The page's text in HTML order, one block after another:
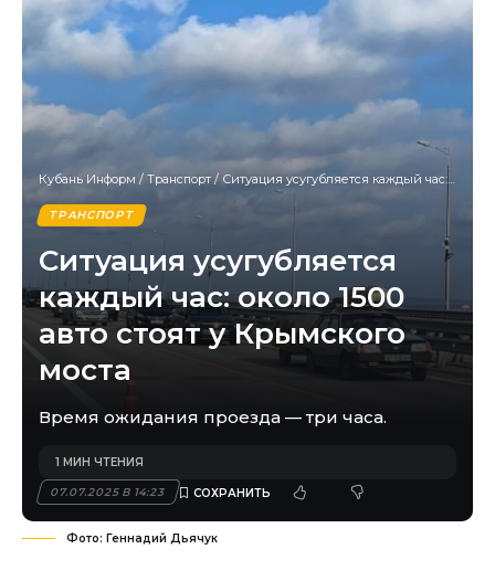
Кубань Информ / Транспорт/ Ситуация усугубляется каждый час: около 1500 авто стоят у Крымского моста
ТРАНСПОРТ
Ситуация усугубляется
каждый час: около 1500
авто стоят у Крымского
моста
Время ожидания проезда — три часа.
07.07.2025 В 14:23
1 МИН ЧТЕНИЯ
Фото: Геннадий Дьячук